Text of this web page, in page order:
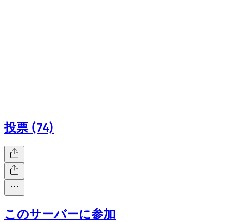
投票 (74)
このサーバーに参加